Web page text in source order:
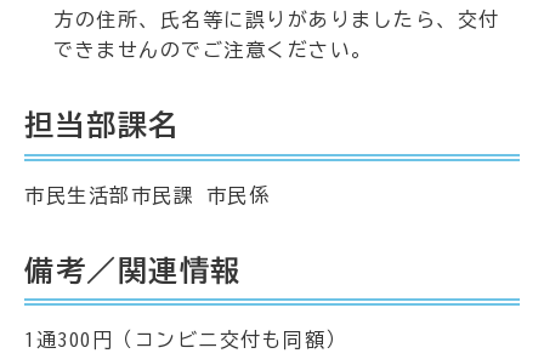
方の住所、氏名等に誤りがありましたら、交付
できませんのでご注意ください。
担当部課名
市民生活部市民課 市民係
備考／関連情報
1通300円（コンビニ交付も同額）